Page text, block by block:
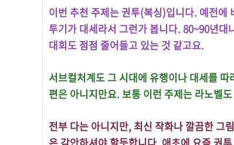
이번 추천 주제는 권투(복싱)입니다. 예전에
투기가 대세라서 그런가 봅니다. 80~90년
대회도 점점 줄어들고 있는 것 같고요.
서브컬처계도 그 시대에 유행이나 대세를
편은 아니지만요. 보통 이런 주제는 라노벨
전부 다는 아니지만, 최신 작화나 깔끔한 그